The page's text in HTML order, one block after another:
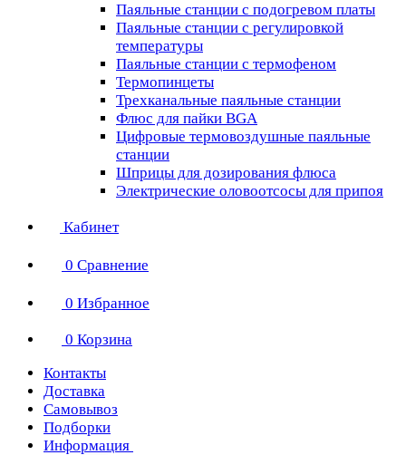
Паяльные станции с подогревом платы
Паяльные станции с регулировкой
температуры
Паяльные станции с термофеном
Термопинцеты
Трехканальные паяльные станции
Флюс для пайки BGA
Цифровые термовоздушные паяльные
станции
Шприцы для дозирования флюса
Электрические оловоотсосы для припоя
Кабинет
0 Сравнение
0 Избранное
0 Корзина
Контакты
Доставка
Самовывоз
Подборки
Информация